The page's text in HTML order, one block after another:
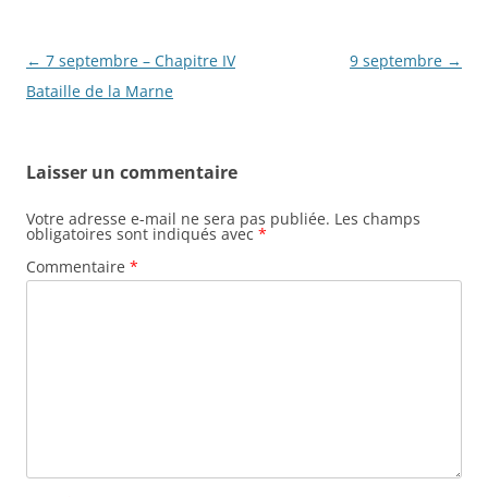
Navigation
des
← 7 septembre – Chapitre IV
Bataille de la Marne
9 septembre →
Laisser un commentaire
Votre adresse e-mail ne sera pas publiée. Les champs
obligatoires sont indiqués avec *
Commentaire *